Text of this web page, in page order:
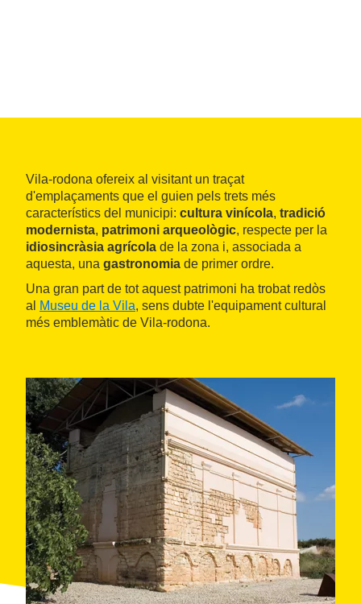
Vila-rodona ofereix al visitant un traçat
d'emplaçaments que el guien pels trets més
característics del municipi: cultura vinícola, tradició
modernista, patrimoni arqueològic, respecte per la
idiosincràsia agrícola de la zona i, associada a
aquesta, una gastronomia de primer ordre.
Una gran part de tot aquest patrimoni ha trobat redòs
al
Museu de la Vila, sens dubte l'equipament cultural
més emblemàtic de Vila-rodona.